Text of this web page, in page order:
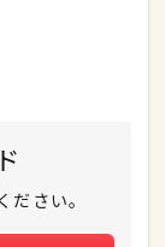
ださい。